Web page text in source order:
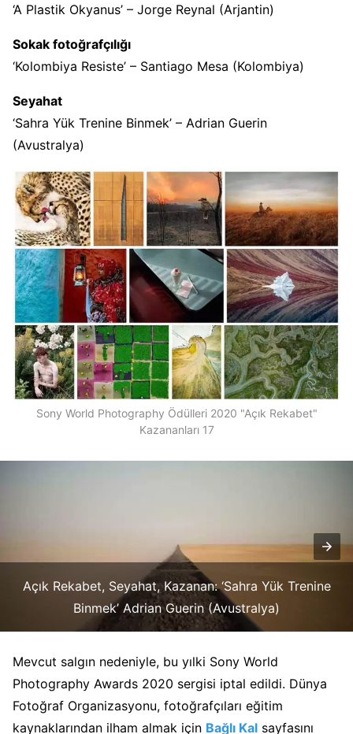
‘A Plastik Okyanus’ – Jorge Reynal (Arjantin)
Sokak fotoğrafçılığı
‘Kolombiya Resiste’ – Santiago Mesa (Kolombiya)
Seyahat
‘Sahra Yük Trenine Binmek’ – Adrian Guerin
(Avustralya)
Sony World Photography Ödülleri 2020 "Açık Rekabet"
Kazananları 17
Açık Rekabet, Seyahat, Kazanan: ‘Sahra Yük Trenine
Binmek’ Adrian Guerin (Avustralya)
Mevcut salgın nedeniyle, bu yılki Sony World
Photography Awards 2020 sergisi iptal edildi. Dünya
Fotoğraf Organizasyonu, fotoğrafçıları eğitim
kaynaklarından ilham almak için Bağlı Kal sayfasını